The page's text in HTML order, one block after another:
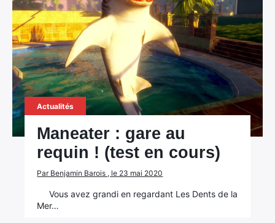
Actualités
Maneater : gare au
requin ! (test en cours)
Par Benjamin Barois , le 23 mai 2020
Vous avez grandi en regardant Les Dents de la
Mer…